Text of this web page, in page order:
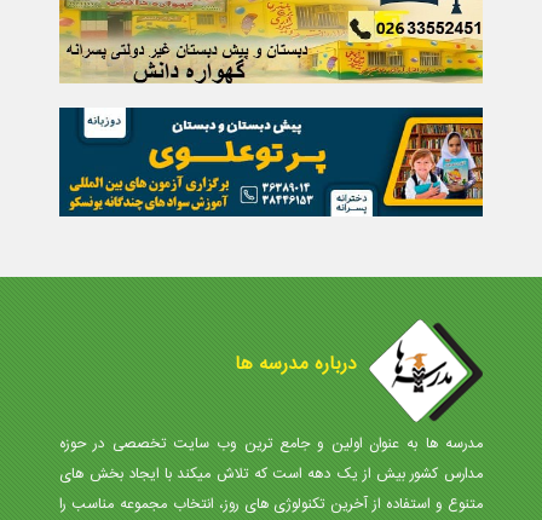
درباره مدرسه ها
مدرسه ها به عنوان اولین و جامع ترین وب سایت تخصصی در حوزه
مدارس کشور بیش از یک دهه است که تلاش میکند با ایجاد بخش های
متنوع و استفاده از آخرین تکنولوژی های روز، انتخاب مجموعه مناسب را